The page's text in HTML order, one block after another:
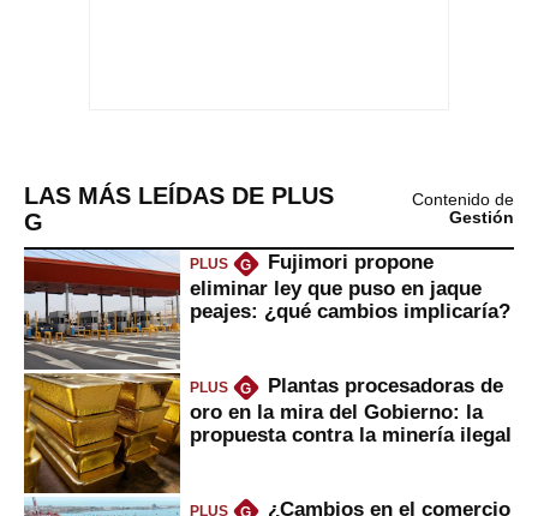
LAS MÁS LEÍDAS DE PLUS
G
Contenido de
Gestión
PLUS G
Fujimori propone
eliminar ley que puso en jaque
peajes: ¿qué cambios implicaría?
PLUS G
Plantas procesadoras de
oro en la mira del Gobierno: la
propuesta contra la minería ilegal
PLUS
¿Cambios en el comercio